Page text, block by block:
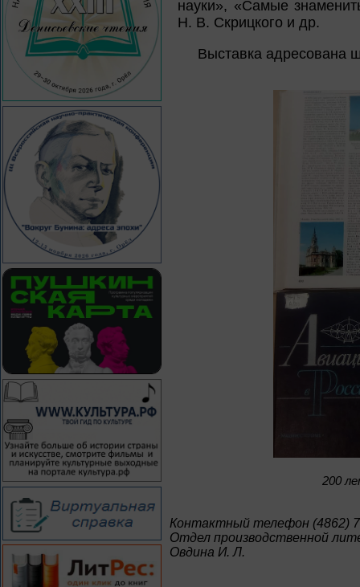
науки», «Самые
Н. В. Скрицкого и др.
Выставка адресована
200
Контактный телефон (4862)
Отдел производственной
Овдина И. Л.